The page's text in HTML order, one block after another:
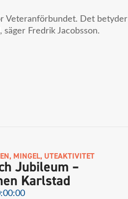
Veteranförbundet. Det betyder
Fredrik Jacobsson.
, MINGEL, UTEAKTIVITET
Jubileum –
Karlstad